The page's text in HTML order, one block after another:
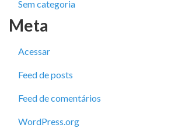
Sem categoria
Meta
Acessar
Feed de posts
Feed de comentários
WordPress.org